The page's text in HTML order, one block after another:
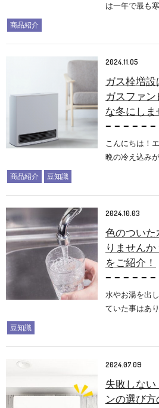
は一年で最も
商品紹介
2024.11.05
ガス栓増
ガスファ
な冬にしま
こんにちは！
晩の冷え込み
商品紹介 豆知識
2024.10.03
色のついた
りません
をご紹介！
水やお湯を出
ていた事はあ
豆知識
2024.07.09
失敗しない
ンの選び方